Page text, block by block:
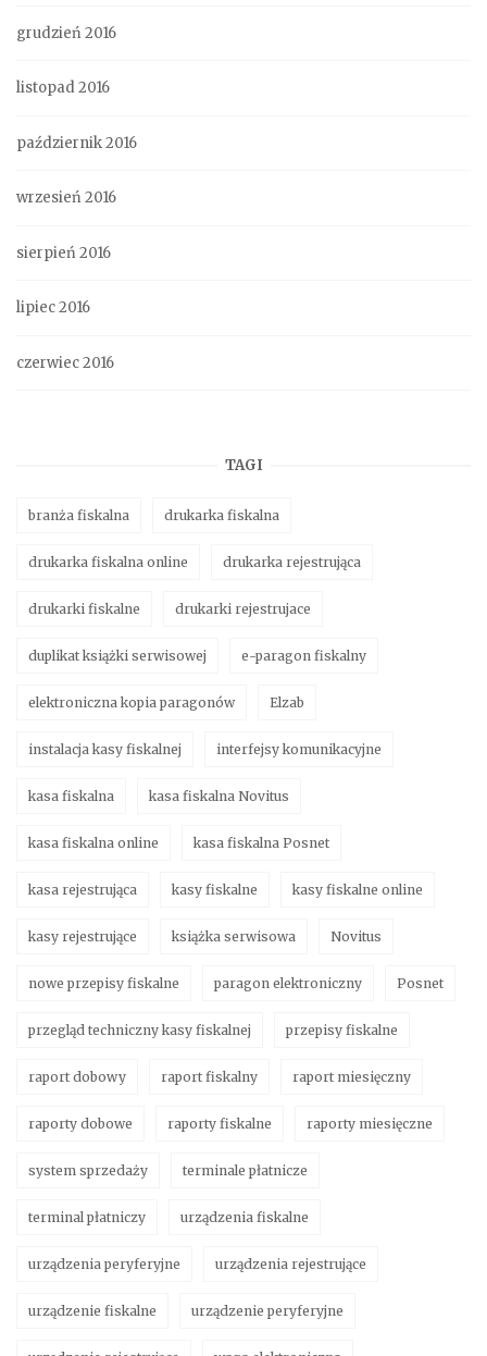
grudzień 2016
listopad 2016
październik 2016
wrzesień 2016
sierpień 2016
lipiec 2016
czerwiec 2016
TAGI
branża fiskalna drukarka fiskalna
drukarka fiskalna online drukarka rejestrująca
drukarki fiskalne drukarki rejestrujace
duplikat książki serwisowej e-paragon fiskalny
elektroniczna kopia paragonów Elzab
instalacja kasy fiskalnej interfejsy komunikacyjne
kasa fiskalna kasa fiskalna Novitus
kasa fiskalna online kasa fiskalna Posnet
kasa rejestrująca kasy fiskalne kasy fiskalne online
kasy rejestrujące książka serwisowa Novitus
nowe przepisy fiskalne paragon elektroniczny Posnet
przegląd techniczny kasy fiskalnej przepisy fiskalne
raport dobowy raport fiskalny raport miesięczny
raporty dobowe raporty fiskalne raporty miesięczne
system sprzedaży terminale płatnicze
terminal płatniczy urządzenia fiskalne
urządzenia peryferyjne urządzenia rejestrujące
urządzenie fiskalne urządzenie peryferyjne